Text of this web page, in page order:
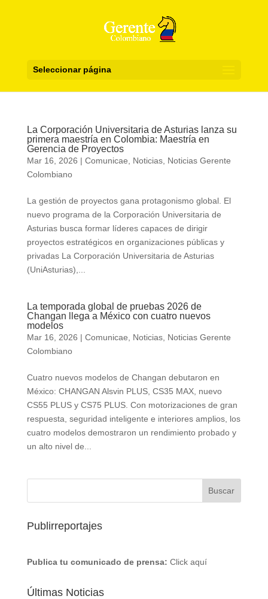
Seleccionar página
La Corporación Universitaria de Asturias lanza su
primera maestría en Colombia: Maestría en
Gerencia de Proyectos
Mar 16, 2026 | Comunicae Noticias, Noticias Gerente
Colombiano
La gestión de proyectos gana protagonismo global. El
nuevo programa de la Corporación Universitaria de
Asturias busca formar líderes capaces de dirigir
proyectos estratégicos en organizaciones públicas y
privadas La Corporación Universitaria de Asturias
(UniAsturias),...
La temporada global de pruebas 2026 de
Changan llega a México con cuatro nuevos
modelos
Mar 16, 2026 | Comunicae Noticias, Noticias Gerente
Colombiano
Cuatro nuevos modelos de Changan debutaron en
México: CHANGAN Alsvin PLUS, CS35 MAX, nuevo
CS55 PLUS y CS75 PLUS. Con motorizaciones de gran
respuesta, seguridad inteligente e interiores amplios, los
cuatro modelos demostraron un rendimiento probado y
un alto nivel de...
Publirreportajes
Publica tu comunicado de prensa: Click aquí
Últimas Noticias